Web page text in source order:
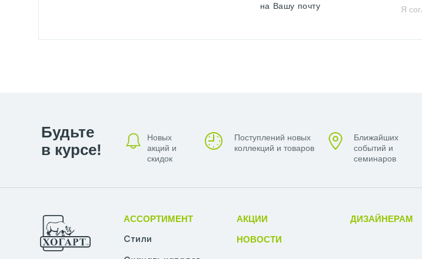
на Вашу почту
Я
Будьте
в курсе!
Новых
акций и
скидок
Поступлений новых
коллекций и товаров
Ближайших
событий и
семинаров
АССОРТИМЕНТ
Стили
АКЦИИ
НОВОСТИ
ДИЗАЙНЕРАМ